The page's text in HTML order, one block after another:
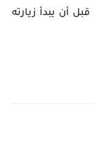
أن يبدأ زيارته